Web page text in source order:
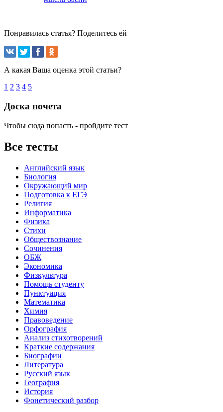
Понравилась статья? Поделитесь ей
А какая Ваша оценка этой статьи?
1 2 3 4 5
Доска почета
Чтобы сюда попасть - пройдите тест
Все тесты
Английский язык
Биология
Окружающий мир
Подготовка к ЕГЭ
Религия
Информатика
Физика
Стихи
Обществознание
Сочинения
ОБЖ
Экономика
Физкультура
Помощь студенту
Пунктуация
Математика
Химия
Правоведение
Орфография
Анализ стихотворений
Краткие содержания
Биографии
Литература
Русский язык
География
История
Фонетический разбор